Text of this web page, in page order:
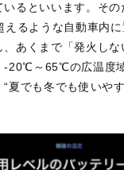
いるといいます。そ
るような自動車内に
、あくまで「発火し
20℃～65℃の広温度
夏でも冬でも使いや